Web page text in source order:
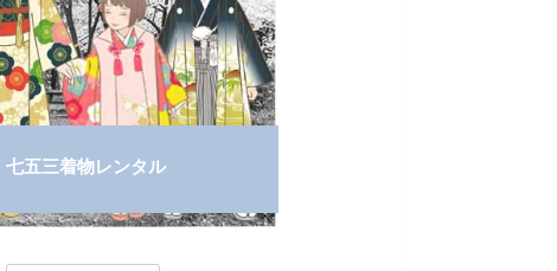
七五三着物レンタル